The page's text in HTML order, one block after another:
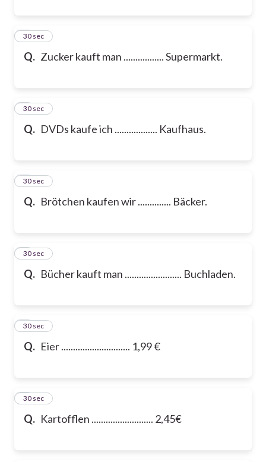
Q. Zucker kauft man ................. Supermarkt.
3
30 sec
Q. DVDs kaufe ich .................. Kaufhaus.
4
30 sec
Q. Brötchen kaufen wir .............. Bäcker.
5
30 sec
Q. Bücher kauft man ........................ Buchladen.
6
30 sec
Q. Eier ............................. 1,99 €
7
30 sec
Q. Kartofflen .......................... 2,45€
8
30 sec